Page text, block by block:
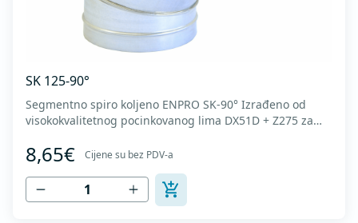
SK 125-90°
Segmentno spiro koljeno ENPRO SK-90° Izrađeno od
visokokvalitetnog pocinkovanog lima DX51D + Z275 za
1506 I MEST EN 12237.
8,65€ Cijene su bez PDV-a